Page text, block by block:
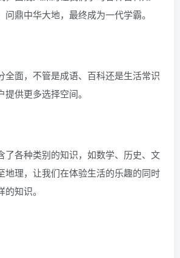
鼎中华大地，最终成为一代学霸。
全面，不管是成语、百科还是生活常识
供更多选择空间。
了各种类别的知识，如数学、历史、文
地理，让我们在体验生活的乐趣的同时
知识。